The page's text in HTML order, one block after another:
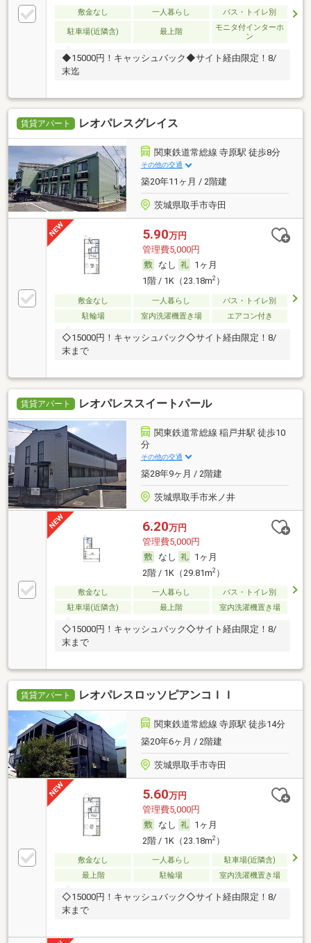
敷金なし 一人暮らし バス・トイレ別
駐車場(近隣含) 最上階
モニタ付インターホ
ン
◆15000円！キャッシュバック◆サイト経由限定！8/
末迄
賃貸アパート レオパレスグレイス
関東鉄道常総線 寺原駅 徒歩8分
その他の交通
築20年11ヶ月 / 2階建
茨城県取手市寺田
5.90万円
管理費5,000円
なし
1ヶ月
1階 / 1K（23.18m2）
敷金なし 一人暮らし
バス・トイレ別
駐輪場
室内洗濯機置き場 エアコン付き
◇15000円！キャッシュバック◇サイト経由限定！8/
末まで
賃貸アパート レオパレススイートパール
関東鉄道常総線 稲戸井駅 徒歩10
分
その他の交通
築28年9ヶ月 / 2階建
茨城県取手市米ノ井
6.20万円
管理費5,000円
なし
1ヶ月
2階 / 1K（29.81m2）
敷金なし 一人暮らし
バス・トイレ別
駐車場(近隣含)
最上階 室内洗濯機置き場
◇15000円！キャッシュバック◇サイト経由限定！8/
末まで
賃貸アパート レオパレスロッソピアンコＩＩ
関東鉄道常総線 寺原駅 徒歩14分
築20年6ヶ月 / 2階建
茨城県取手市寺田
5.60万円
管理費5,000円
なし
1ヶ月
2階 / 1K（23.18m2）
敷金なし 一人暮らし
駐車場(近隣含)
最上階
駐輪場 室内洗濯機置き場
◇15000円！キャッシュバック◇サイト経由限定！8/
末まで